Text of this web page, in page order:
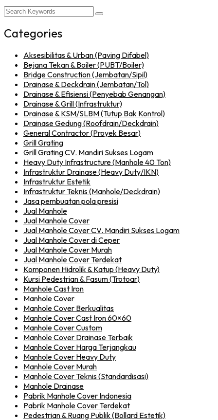
Categories
Aksesibilitas & Urban (Paving Difabel)
Bejana Tekan & Boiler (PUBT/Boiler)
Bridge Construction (Jembatan/Sipil)
Drainase & Deckdrain (Jembatan/Tol)
Drainase & Efisiensi (Penyebab Genangan)
Drainase & Grill (Infrastruktur)
Drainase & KSM/SLBM (Tutup Bak Kontrol)
Drainase Gedung (Roofdrain/Deckdrain)
General Contractor (Proyek Besar)
Grill Grating
Grill Grating CV. Mandiri Sukses Logam
Heavy Duty Infrastructure (Manhole 40 Ton)
Infrastruktur Drainase (Heavy Duty/IKN)
Infrastruktur Estetik
Infrastruktur Teknis (Manhole/Deckdrain)
Jasa pembuatan pola presisi
Jual Manhole
Jual Manhole Cover
Jual Manhole Cover CV. Mandiri Sukses Logam
Jual Manhole Cover di Ceper
Jual Manhole Cover Murah
Jual Manhole Cover Terdekat
Komponen Hidrolik & Katup (Heavy Duty)
Kursi Pedestrian & Fasum (Trotoar)
Manhole Cast Iron
Manhole Cover
Manhole Cover Berkualitas
Manhole Cover Cast Iron 60×60
Manhole Cover Custom
Manhole Cover Drainase Terbaik
Manhole Cover Harga Terjangkau
Manhole Cover Heavy Duty
Manhole Cover Murah
Manhole Cover Teknis (Standardisasi)
Manhole Drainase
Pabrik Manhole Cover Indonesia
Pabrik Manhole Cover Terdekat
Pedestrian & Ruang Publik (Bollard Estetik)